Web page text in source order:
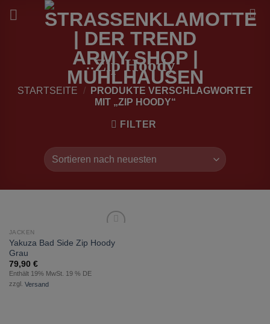
Inhalt
Zip Hoody
STARTSEITE /
PRODUKTE VERSCHLAGWORTET
MIT „ZIP HOODY“
FILTER
Wunschliste
JACKEN
Yakuza Bad Side Zip Hoody
Grau
79,90 €
Enthält 19% MwSt. 19 % DE
zzgl. Versand